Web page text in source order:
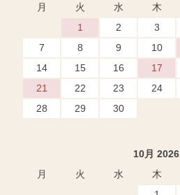
月
火 水 木
1
2 3
7
8 9 10
14
15 16 17
21
22 23 24
28
29 30
10月 2026
月
火 水 木